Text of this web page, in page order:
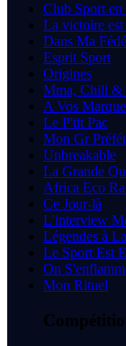
Club Sport en
La victoire est
Dans Ma Fédé
Esprit Sport
Origines
Mma, Chill &
A Vos
Le P'tit Pac
Mon Gr
Unbreakable
La Grande
Africa Eco
Ce Jour-là
L'interview
Légendes à
Le Sport Est
On
Mon Rituel